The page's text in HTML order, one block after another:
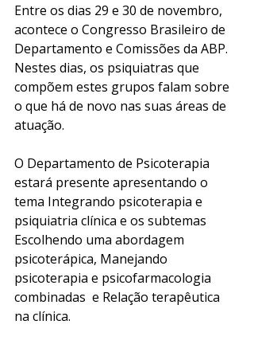
Entre os dias 29 e 30 de novembro,
acontece o Congresso Brasileiro de
Departamento e Comissões da ABP.
Nestes dias, os psiquiatras que
compõem estes grupos falam sobre
o que há de novo nas suas áreas de
atuação.
O Departamento de Psicoterapia
estará presente apresentando o
tema Integrando psicoterapia e
psiquiatria clínica e os subtemas
Escolhendo uma abordagem
psicoterápica, Manejando
psicoterapia e psicofarmacologia
combinadas  e Relação terapêutica
na clínica.